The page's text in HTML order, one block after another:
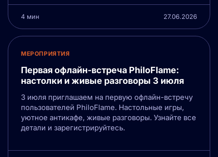
4 мин 27.06.2026
МЕРОПРИЯТИЯ
Первая офлайн-встреча PhiloFlame:
настолки и живые разговоры 3 июля
3 июля приглашаем на первую офлайн-встречу
пользователей PhiloFlame. Настольные игры,
уютное антикафе, живые разговоры. Узнайте все
детали и зарегистрируйтесь.